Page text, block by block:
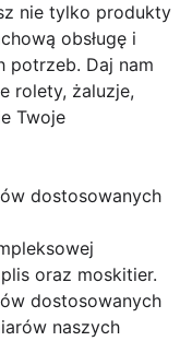
nie tylko produkty
obsługę i
potrzeb. Daj nam
rolety, żaluzje,
Twoje
dostosowanych
oraz moskitier.
dostosowanych
naszych